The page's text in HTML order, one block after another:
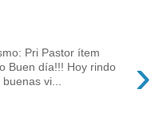
›
Pri Pastor ítem
Buen día!!! Hoy rindo
vi...